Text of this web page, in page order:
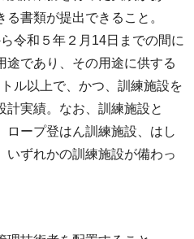
書類が提出できること。
令和５年２月14日までの間に
途であり、その用途に供する
ル以上で、かつ、訓練施設を
計実績。なお、訓練施設と
ロープ登はん訓練施設、はし
いずれかの訓練施設が備わっ